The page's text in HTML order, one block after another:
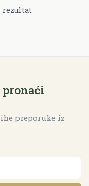
rezultat
preporuke iz